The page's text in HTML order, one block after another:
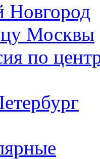
Москвы
по